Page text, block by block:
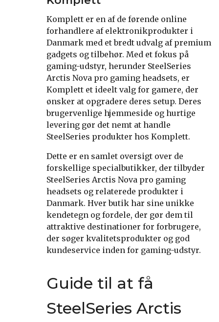
Komplett er en af de førende online
forhandlere af elektronikprodukter i
Danmark med et bredt udvalg af premium
gadgets og tilbehør. Med et fokus på
gaming-udstyr, herunder SteelSeries
Arctis Nova pro gaming headsets, er
Komplett et ideelt valg for gamere, der
ønsker at opgradere deres setup. Deres
brugervenlige hjemmeside og hurtige
levering gør det nemt at handle
SteelSeries produkter hos Komplett.
Dette er en samlet oversigt over de
forskellige specialbutikker, der tilbyder
SteelSeries Arctis Nova pro gaming
headsets og relaterede produkter i
Danmark. Hver butik har sine unikke
kendetegn og fordele, der gør dem til
attraktive destinationer for forbrugere,
der søger kvalitetsprodukter og god
kundeservice inden for gaming-udstyr.
Guide til at få
SteelSeries Arctis